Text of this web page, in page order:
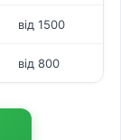
від 1500
від 800